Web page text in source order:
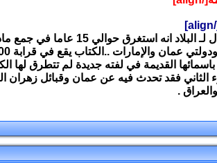
صدر كتاب العنوان في أنساب زهران من الحجاز إلى عمان وغيرهما من البلدان للمؤلف الاستاذ
القديمة في لفته جديدة لم تتطرق لها
الثاني فقد تحدث فيه عن عمان وقبائل زهران
.